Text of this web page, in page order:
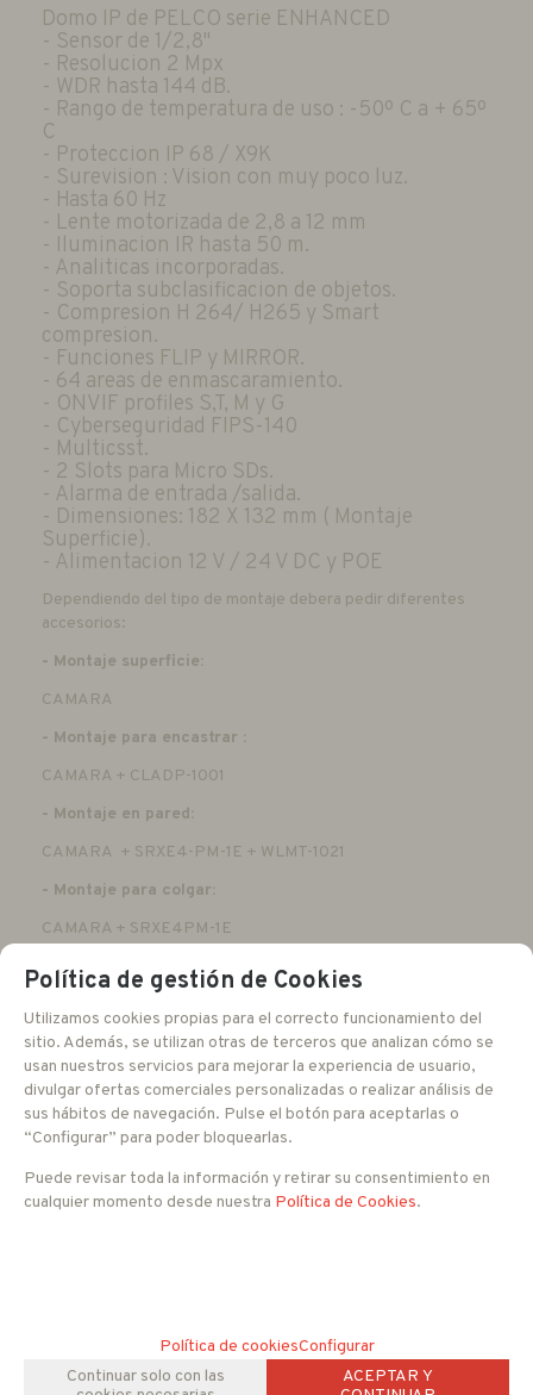
Domo IP de PELCO serie ENHANCED
- Sensor de 1/2,8"
- Resolucion 2 Mpx
- WDR hasta 144 dB.
- Rango de temperatura de uso : -50º C a + 65º
C
- Proteccion IP 68 / X9K
- Surevision : Vision con muy poco luz.
- Hasta 60 Hz
- Lente motorizada de 2,8 a 12 mm
- Iluminacion IR hasta 50 m.
- Analiticas incorporadas.
- Soporta subclasificacion de objetos.
- Compresion H 264/ H265 y Smart
compresion.
- Funciones FLIP y MIRROR.
- 64 areas de enmascaramiento.
- ONVIF profiles S,T, M y G
- Cyberseguridad FIPS-140
- Multicsst.
- 2 Slots para Micro SDs.
- Alarma de entrada /salida.
- Dimensiones: 182 X 132 mm ( Montaje
Superficie).
- Alimentacion 12 V / 24 V DC y POE
Dependiendo del tipo de montaje debera pedir diferentes
accesorios:
- Montaje superficie:
CAMARA
- Montaje para encastrar :
CAMARA + CLADP-1001
- Montaje en pared:
CAMARA + SRXE4-PM-1E + WLMT-1021
- Montaje para colgar:
CAMARA + SRXE4PM-1E
Folleto
Manual instalacion
Manual
Montaje encastrar
Montaje pared
Montaje superficie
Política de gestión de Cookies
Utilizamos cookies propias para el correcto funcionamiento del
sitio. Además, se utilizan otras de terceros que analizan cómo se
usan nuestros servicios para mejorar la experiencia de usuario,
divulgar ofertas comerciales personalizadas o realizar análisis de
sus hábitos de navegación. Pulse el botón para aceptarlas o
“Configurar” para poder bloquearlas.
Puede revisar toda la información y retirar su consentimiento en
cualquier momento desde nuestra Política de Cookies.
Política de cookiesConfigurar
Continuar solo con las
ACEPTAR Y